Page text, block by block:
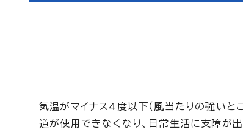
気温がマイナス4度以下（風当たりの強いと
道が使用できなくなり、日常生活に支障が出